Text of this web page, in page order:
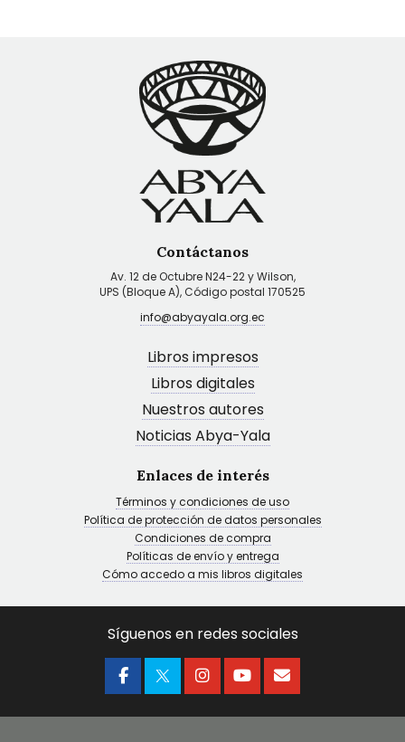
Contáctanos
Av. 12 de Octubre N24-22 y Wilson,
UPS (Bloque A), Código postal 170525
info@abyayala.org.ec
Libros impresos
Libros digitales
Nuestros autores
Noticias Abya-Yala
Enlaces de interés
Términos y condiciones de uso
Política de protección de datos personales
Condiciones de compra
Políticas de envío y entrega
Cómo accedo a mis libros digitales
Síguenos en redes sociales